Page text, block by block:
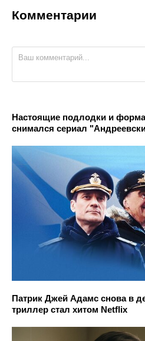
Комментарии
Настоящие подлодки и
снимался сериал
Патрик Джей Адамс снова в
триллер стал хитом Netflix